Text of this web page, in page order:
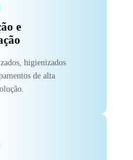
e
higienizados
de alta